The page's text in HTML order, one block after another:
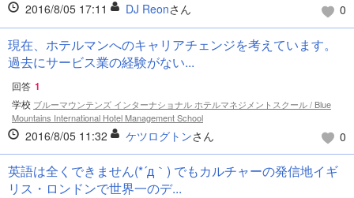
2016/8/05 17:11 DJ Reonさん 0
現在、ホテルマンへのキャリアチェンジを考えています。
過去にサービス業の経験がない...
回答 1
学校 ブルーマウンテンズ インターナショナル ホテルマネジメントスクール / Blue
Mountains International Hotel Management School
2016/8/05 11:32 ケツログトンさん 0
英語は全くできません(*´д｀) でもカルチャーの発信地イギ
リス・ロンドンで世界一のデ...